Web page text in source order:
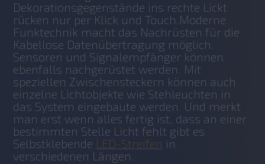
Dekorationsgegenstände ins rechte Lickt
rücken nur per Klick und Touch.Moderne
Funktechnik macht das Nachrüsten für die
Kabellose Datenübertragung möglich.
Sensoren und Signalempfänger können
ebenfalls nachgerüstet werden. Mit
speziellen Zwischensteckern können auch
einzelne Lichtobjekte wie Stehleuchten in
das System eingebaute werden. Und merkt
man erst wenn alles fertig ist, dass an einer
bestimmten Stelle Licht fehlt gibt es
Selbstklebende LED-Streifen in
verschiedenen Längen.